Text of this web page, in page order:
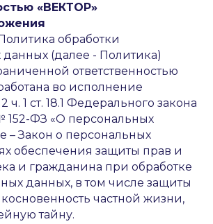
«ВЕКТОР»
обработки
(далее - Политика)
ответственностью
во исполнение
ч. 1 ст. 18.1 Федерального закона
152-ФЗ «О персональных
– Закон о персональных
обеспечения защиты прав и
и гражданина при обработке
данных, в том числе защиты
частной жизни,
тайну.